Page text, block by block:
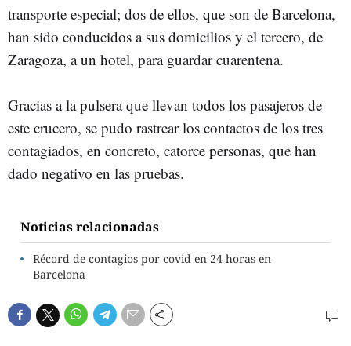
transporte especial; dos de ellos, que son de Barcelona,
han sido conducidos a sus domicilios y el tercero, de
Zaragoza, a un hotel, para guardar cuarentena.
Gracias a la pulsera que llevan todos los pasajeros de
este crucero, se pudo rastrear los contactos de los tres
contagiados, en concreto, catorce personas, que han
dado negativo en las pruebas.
Noticias relacionadas
Récord de contagios por covid en 24 horas en
Barcelona